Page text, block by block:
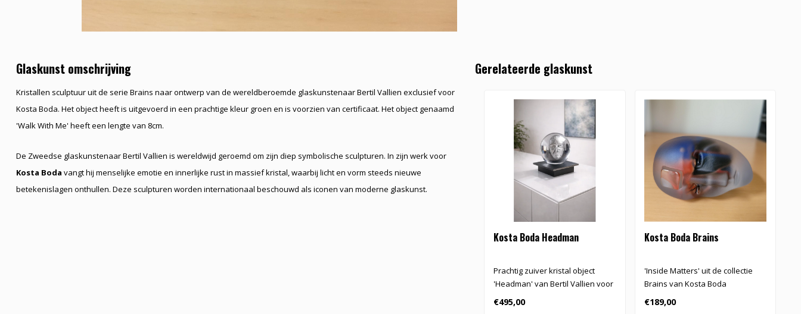
Glaskunst omschrijving
Kristallen sculptuur uit de serie Brains naar ontwerp van de wereldberoemde glaskunstenaar Bertil Vallien exclusief voor
Kosta Boda. Het object heeft is uitgevoerd in een prachtige kleur groen en is voorzien van certificaat. Het object genaamd
'Walk With Me' heeft een lengte van 8cm.
De Zweedse glaskunstenaar Bertil Vallien is wereldwijd geroemd om zijn diep symbolische sculpturen. In zijn werk voor
Kosta Boda vangt hij menselijke emotie en innerlijke rust in massief kristal, waarbij licht en vorm steeds nieuwe
betekenislagen onthullen. Deze sculpturen worden internationaal beschouwd als iconen van moderne glaskunst.
Gerelateerde glaskunst
Kosta Boda Headman
Prachtig zuiver kristal object
'Headman' van Bertil Vallien voor
€495,00
Kosta Boda Brains
'Inside Matters' uit de collectie
Brains van Kosta Boda
€189,00